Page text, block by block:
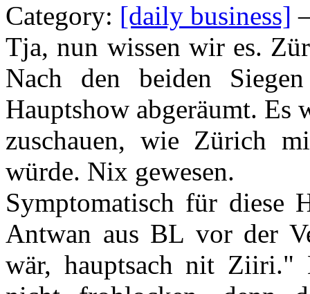
Category: [daily business]
Tja, nun wissen wir es.
Nach den beiden
Hauptshow abgeräumt. Es
zuschauen, wie Zürich
würde. Nix gewesen.
Symptomatisch für diese
Antwan aus BL vor der
wär, hauptsach nit Ziiri."